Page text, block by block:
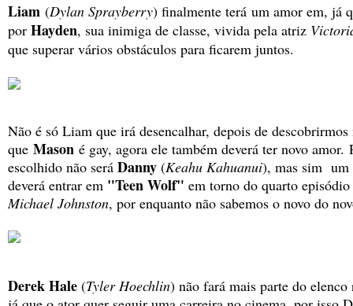
Liam (Dylan Sprayberry) finalmente terá um amor em, já
por Hayden, sua inimiga de classe, vivida pela atriz
que superar vários obstáculos para ficarem juntos.
Não é só Liam que irá desencalhar, depois de
que Mason é gay, agora ele também deverá ter novo amor.
escolhido não será Danny (Keahu Kahuanui), mas sim um
deverá entrar em "Teen Wolf" em torno do quarto
Michael Johnston, por enquanto não sabemos o novo do
Derek Hale (Tyler Hoechlin) não fará mais parte do